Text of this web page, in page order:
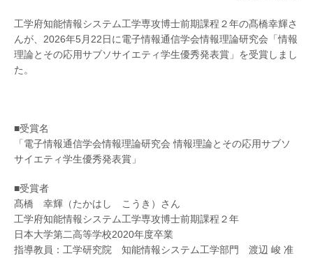
工学府知能情報システム工学専攻博士前期課程２年の髙橋幸輝さ
んが、2026年5月22日に電子情報通信学会情報理論研究会「情報
理論とその応用サブソサイエティ学生優秀発表賞」を受賞しまし
た。
■受賞名
「電子情報通信学会情報理論研究会 情報理論とその応用サブソ
サイエティ学生優秀発表賞」
■受賞者
髙橋 幸輝（たかはし こうき）さん
工学府知能情報システム工学専攻博士前期課程２年
日本大学第二高等学校2020年度卒業
指導教員：工学研究院 知能情報システム工学部門 渡辺 峻 准